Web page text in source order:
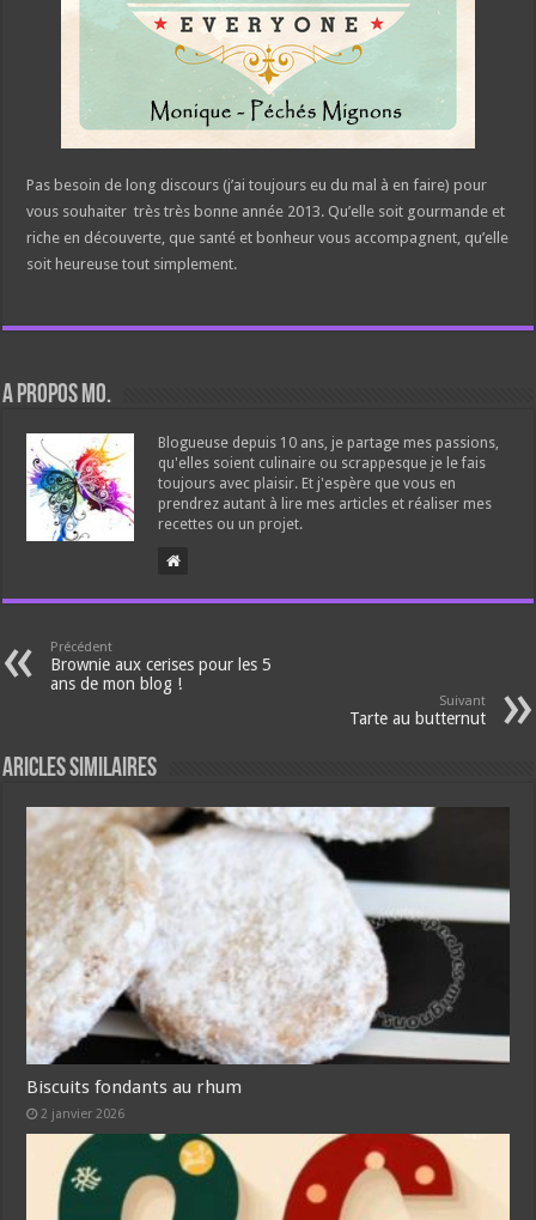
Pas besoin de long discours (j’ai toujours eu du mal à en faire) pour
vous souhaiter très très bonne année 2013. Qu’elle soit gourmande et
riche en découverte, que santé et bonheur vous accompagnent, qu’elle
soit heureuse tout simplement.
A propos Mo.
Blogueuse depuis 10 ans, je partage mes passions,
qu'elles soient culinaire ou scrappesque je le fais
toujours avec plaisir. Et j'espère que vous en
prendrez autant à lire mes articles et réaliser mes
recettes ou un projet.
Précédent
Brownie aux cerises pour les 5
ans de mon blog !
Suivant
Tarte au butternut
Aricles similaires
Biscuits fondants au rhum
2 janvier 2026